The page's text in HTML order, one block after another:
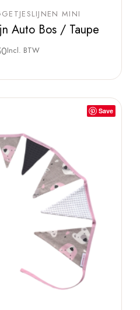
MINI
Auto Bos / Taupe
Incl. BTW
Save